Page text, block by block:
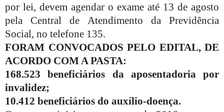
por lei, devem agendar o exame até 13 de agosto
pela Central de Atendimento da Previdência
Social, no telefone 135.
FORAM CONVOCADOS PELO EDITAL, DE
ACORDO COM A PASTA:
168.523 beneficiários da aposentadoria por
invalidez;
10.412 beneficiários do auxílio-doença.